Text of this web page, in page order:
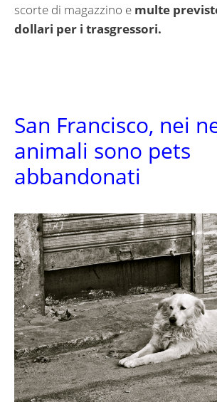
scorte di magazzino e multe
dollari per i trasgressori.
San Francisco, nei
animali sono pets
abbandonati